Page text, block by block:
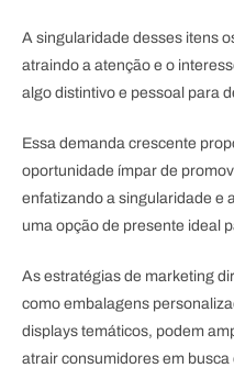
A singularidade desses itens
atraindo a atenção e o
algo distintivo e pessoal para
Essa demanda crescente
oportunidade ímpar de
enfatizando a singularidade e
uma opção de presente ideal
As estratégias de marketing
como embalagens
displays temáticos, podem
atrair consumidores em